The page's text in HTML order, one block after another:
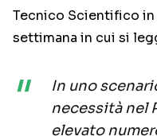
Tecnico Scientifico in
settimana in cui si
In uno
necessità nel
elevato